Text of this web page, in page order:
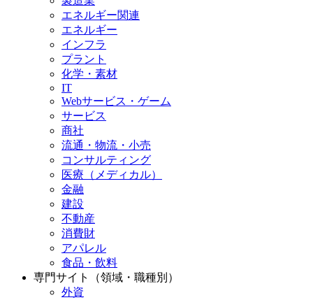
エネルギー関連
エネルギー
インフラ
プラント
化学・素材
IT
Webサービス・ゲーム
サービス
商社
流通・物流・小売
コンサルティング
医療（メディカル）
金融
建設
不動産
消費財
アパレル
食品・飲料
専門サイト（領域・職種別）
外資